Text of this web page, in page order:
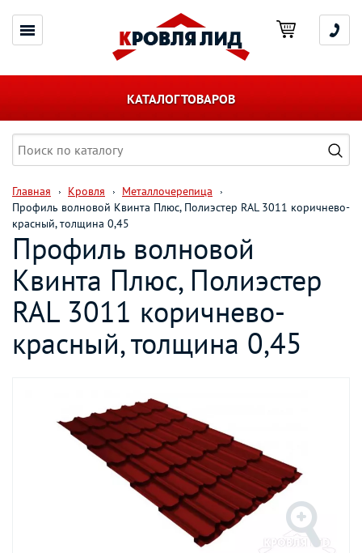
КАТАЛОГ ТОВАРОВ
Главная Кровля
Металлочерепица
Профиль волновой Квинта Плюс, Полиэстер RAL 3011 коричнево-
красный, толщина 0,45
Профиль волновой
Квинта Плюс, Полиэстер
RAL 3011 коричнево-
красный, толщина 0,45